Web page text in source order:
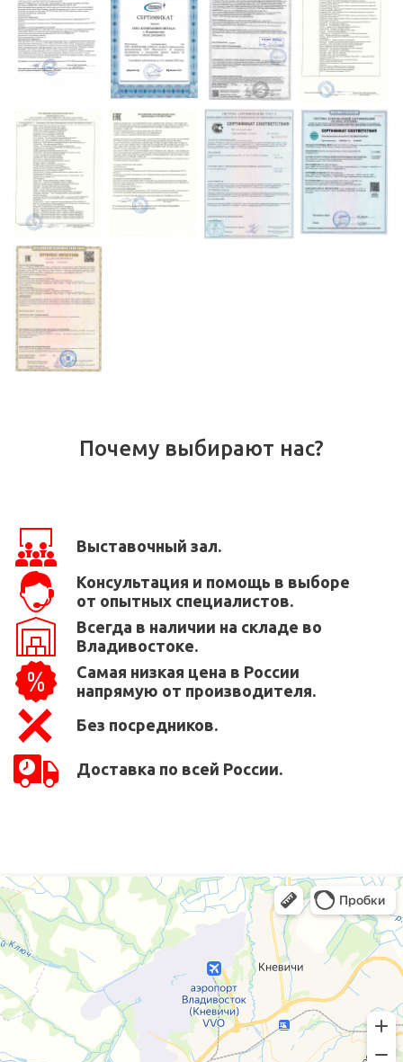
Почему выбирают нас?
Выставочный зал.
Консультация и помощь в выборе
от опытных специалистов.
Всегда в наличии на складе во
Владивостоке.
Самая низкая цена в России
напрямую от производителя.
Без посредников.
Доставка по всей России.